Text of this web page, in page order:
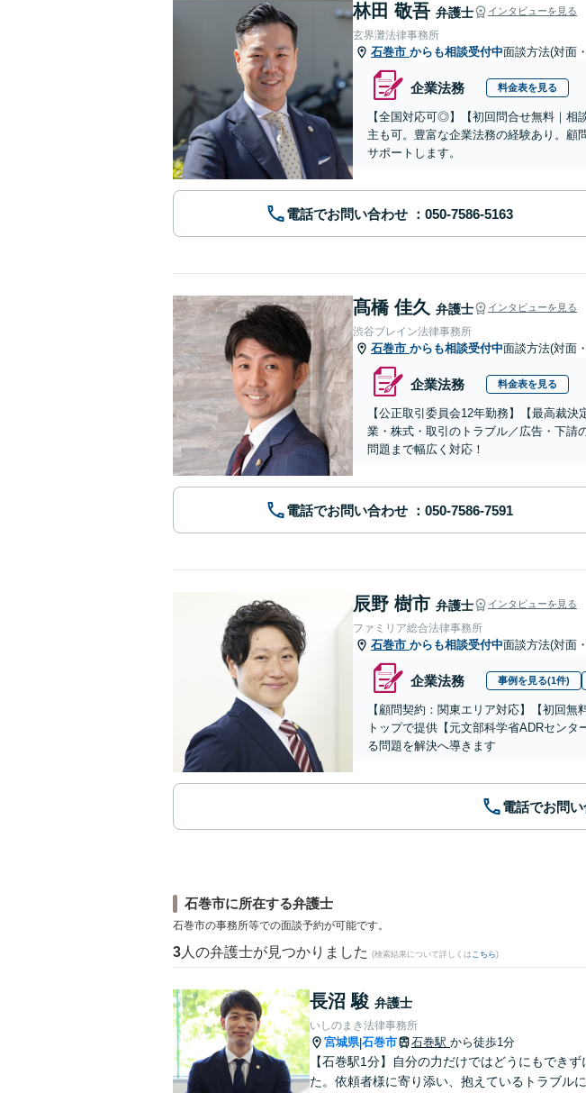
林田 敬吾 弁護士 インタビューを見る
玄界灘法律事務所
石巻市 からも相談受付中面談方法(対面
企業法務 料金表を見る
【全国対応可◎】【初回問合せ無料｜
主も可。豊富な企業法務の経験あり。顧
サポートします。
電話でお問い合わせ
髙橋 佳久 弁護士 インタビューを見る
渋谷ブレイン法律事務所
石巻市 からも相談受付中面談方法(対面
企業法務 料金表を見る
【公正取引委員会12年勤務】【最高裁
業・株式・取引のトラブル／広告・下請
問題まで幅広く対応！
電話でお問い合わせ
辰野 樹市 弁護士 インタビューを見る
ファミリア総合法律事務所
石巻市 からも相談受付中面談方法(対面
企業法務 事例を見る(1件)
【顧問契約：関東エリア対応】【初回
トップで提供【元文部科学省ADRセン
る問題を解決へ導きます
電話でお問
石巻市に所在する弁護士
石巻市の事務所等での面談予約が可能です。
3 人の弁護士が見つかりました (検索結果について詳しくは こちら)
長沼 駿 弁護士
いしのまき法律事務所
宮城県|石巻市 石巻駅 から徒歩1分
【石巻駅1分】自分の力だけではどうにもでき
た。依頼者様に寄り添い、抱えているトラブル